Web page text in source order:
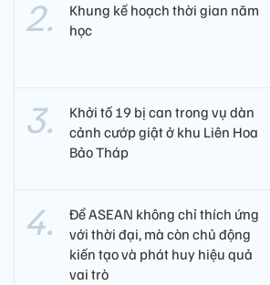
Khung kế hoạch thời gian năm
học
Khởi tố 19 bị can trong vụ dàn
cảnh cướp giật ở khu Liên Hoa
Bảo Tháp
Để ASEAN không chỉ thích ứng
với thời đại, mà còn chủ động
kiến tạo và phát huy hiệu quả
vai trò